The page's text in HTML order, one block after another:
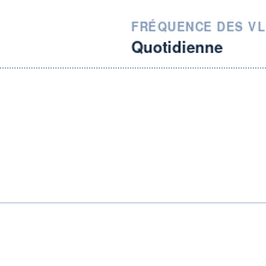
FRÉQUENCE DES VL
Quotidienne